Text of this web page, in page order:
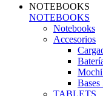
NOTEBOOKS
NOTEBOOKS
Notebooks
Accesorios
Bases
TABLETS